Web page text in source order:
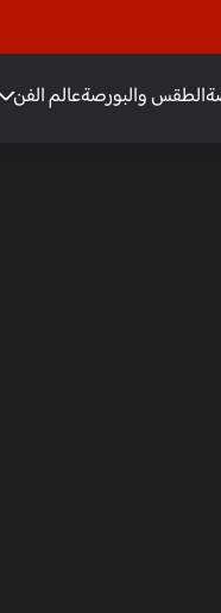
الطقس والبورصةعالم الفن